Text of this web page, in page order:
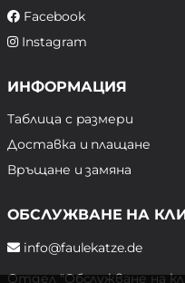
Facebook
Instagram
ИНФОРМАЦИЯ
Таблица с размери
Доставка и плащане
Връщане и замяна
ОБСЛУЖВАНЕ НА
info@faulekatze.de
Отдел "Обслужване на